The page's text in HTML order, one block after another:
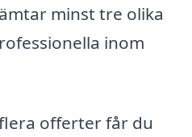
minst tre olika
inom
offerter får du